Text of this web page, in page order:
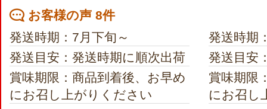
お客様の声 8件
発送時期：7月下旬～
発送目安：発送時期に順次出荷
賞味期限：商品到着後、お早め
にお召し上がりください
発送時期
発送目安
賞味期限
にお召し